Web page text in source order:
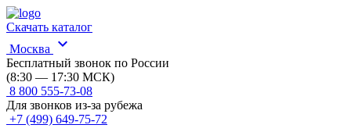
Скачать каталог
Москва
expand_more
Бесплатный звонок по России
(8:30 — 17:30 МСК)
8 800 555-73-08
Для звонков из-за рубежа
+7 (499) 649-75-72